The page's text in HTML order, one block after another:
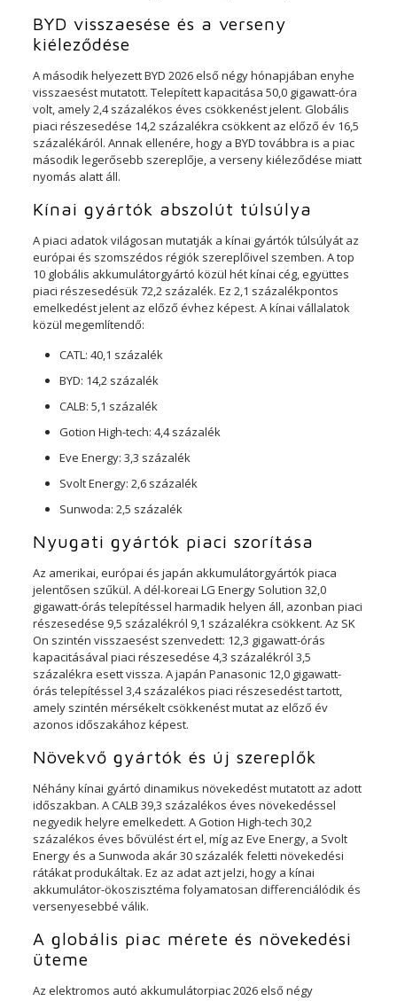
BYD visszaesése és a verseny
kiéleződése
A második helyezett BYD 2026 első négy hónapjában enyhe
visszaesést mutatott. Telepített kapacitása 50,0 gigawatt-óra
volt, amely 2,4 százalékos éves csökkenést jelent. Globális
piaci részesedése 14,2 százalékra csökkent az előző év 16,5
százalékáról. Annak ellenére, hogy a BYD továbbra is a piac
második legerősebb szereplője, a verseny kiéleződése miatt
nyomás alatt áll.
Kínai gyártók abszolút túlsúlya
A piaci adatok világosan mutatják a kínai gyártók túlsúlyát az
európai és szomszédos régiók szereplőivel szemben. A top
10 globális akkumulátorgyártó közül hét kínai cég, együttes
piaci részesedésük 72,2 százalék. Ez 2,1 százalékpontos
emelkedést jelent az előző évhez képest. A kínai vállalatok
közül megemlítendő:
CATL: 40,1 százalék
BYD: 14,2 százalék
CALB: 5,1 százalék
Gotion High-tech: 4,4 százalék
Eve Energy: 3,3 százalék
Svolt Energy: 2,6 százalék
Sunwoda: 2,5 százalék
Nyugati gyártók piaci szorítása
Az amerikai, európai és japán akkumulátorgyártók piaca
jelentősen szűkül. A dél-koreai LG Energy Solution 32,0
gigawatt-órás telepítéssel harmadik helyen áll, azonban piaci
részesedése 9,5 százalékról 9,1 százalékra csökkent. Az SK
On szintén visszaesést szenvedett: 12,3 gigawatt-órás
kapacitásával piaci részesedése 4,3 százalékról 3,5
százalékra esett vissza. A japán Panasonic 12,0 gigawatt-
órás telepítéssel 3,4 százalékos piaci részesedést tartott,
amely szintén mérsékelt csökkenést mutat az előző év
azonos időszakához képest.
Növekvő gyártók és új szereplők
Néhány kínai gyártó dinamikus növekedést mutatott az adott
időszakban. A CALB 39,3 százalékos éves növekedéssel
negyedik helyre emelkedett. A Gotion High-tech 30,2
százalékos éves bővülést ért el, míg az Eve Energy, a Svolt
Energy és a Sunwoda akár 30 százalék feletti növekedési
rátákat produkáltak. Ez az adat azt jelzi, hogy a kínai
akkumulátor-ökoszisztéma folyamatosan differenciálódik és
versenyesebbé válik.
A globális piac mérete és növekedési
üteme
Az elektromos autó akkumulátorpiac 2026 első négy